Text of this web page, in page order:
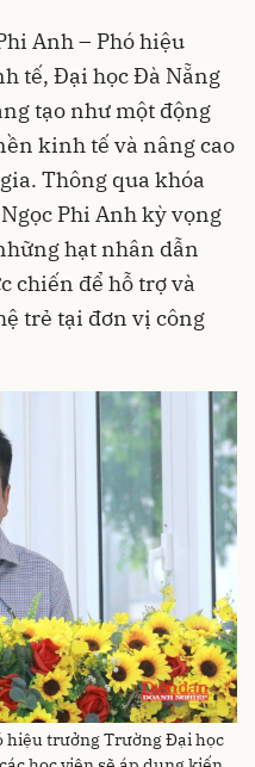
Anh – Phó hiệu
tế, Đại học Đà Nẵng
tạo như một động
kinh tế và nâng cao
Thông qua khóa
Phi Anh kỳ vọng
hạt nhân dẫn
chiến để hỗ trợ và
trẻ tại đơn vị công
hiệu trưởng Trường Đại học